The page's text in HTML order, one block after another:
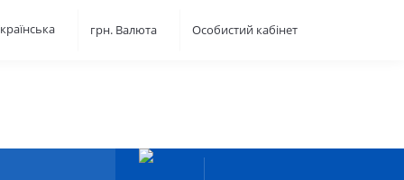
грн. Валюта Особистий кабінет